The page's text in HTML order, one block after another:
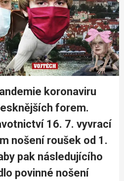
koronaviru
forem.
16. 7. vyvrací
nošení roušek od 1.
pak následujícího
povinné nošení